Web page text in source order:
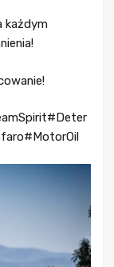
każdym
#Deter
#MotorOil